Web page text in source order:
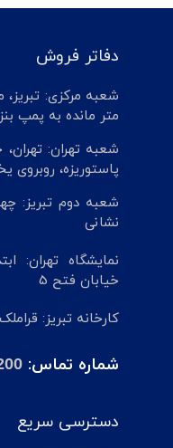
دفاتر فروش
متر مانده به پمپ
شعبه تهران:
پاستوریزه، روبروی
شعبه دوم تبریز:
نشانی
نمایشگاه تهران:
خیابان فتح 5
کارخانه تبریز:
شماره تماس:
دسترسی سریع